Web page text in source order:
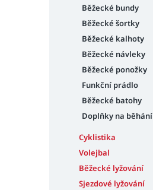
Běžecké bundy
Běžecké šortky
Běžecké kalhoty
Běžecké návleky
Běžecké ponožky
Funkční prádlo
Běžecké batohy
Doplňky na běhání
Cyklistika
Volejbal
Běžecké lyžování
Sjezdové lyžování